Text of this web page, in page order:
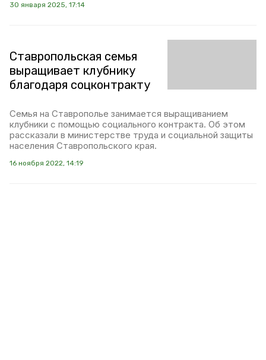
30 января 2025, 17:14
Ставропольская семья
выращивает клубнику
благодаря соцконтракту
Семья на Ставрополье занимается выращиванием
клубники с помощью социального контракта. Об этом
рассказали в министерстве труда и социальной защиты
населения Ставропольского края.
16 ноября 2022, 14:19